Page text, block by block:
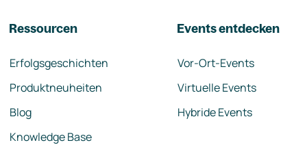
Ressourcen
Erfolgsgeschichten
Produktneuheiten
Blog
Knowledge Base
Events entdecken
Vor-Ort-Events
Virtuelle Events
Hybride Events